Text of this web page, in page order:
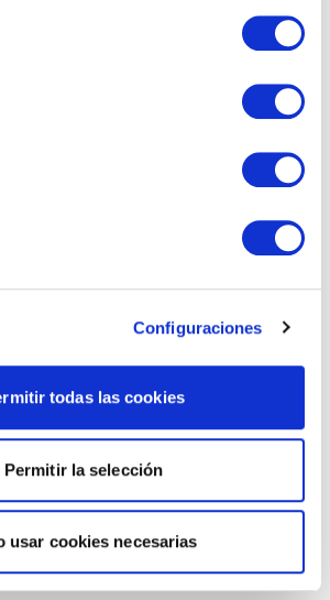
Configuraciones
todas las cookies
Permitir la selección
usar cookies necesarias